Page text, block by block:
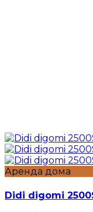
Аренда дома
Didi digomi